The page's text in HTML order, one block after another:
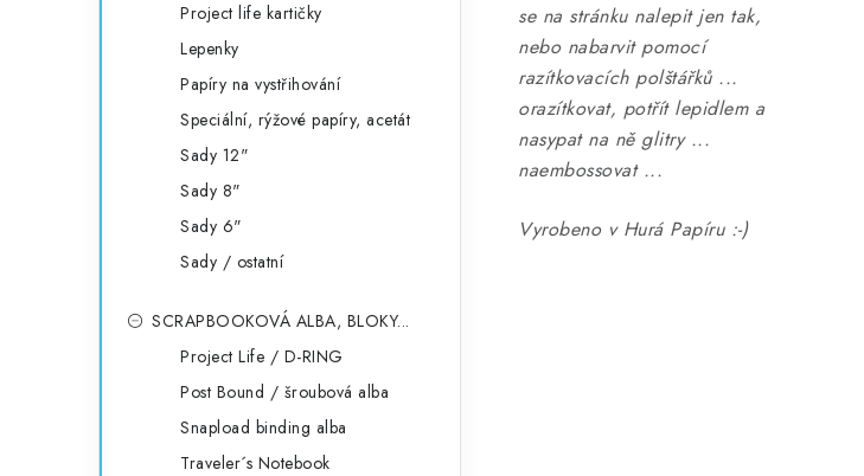
Project life kartičky
Lepenky
Papíry na vystřihování
Speciální, rýžové papíry, acetát
Sady 12"
Sady 8"
Sady 6"
Sady / ostatní
SCRAPBOOKOVÁ ALBA, BLOKY...
Project Life / D-RING
Post Bound / šroubová alba
Snapload binding alba
Traveler´s Notebook
se na stránku nalepit jen tak,
nebo nabarvit pomocí
razítkovacích polštářků ...
orazítkovat, potřít lepidlem a
nasypat na ně glitry ...
naembossovat ...
Vyrobeno v Hurá Papíru :-)